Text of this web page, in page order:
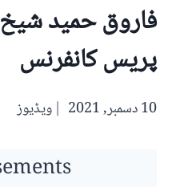
فاروق حمید
پریس کانفرنس
10 دسمبر, 2021 ویڈیوز